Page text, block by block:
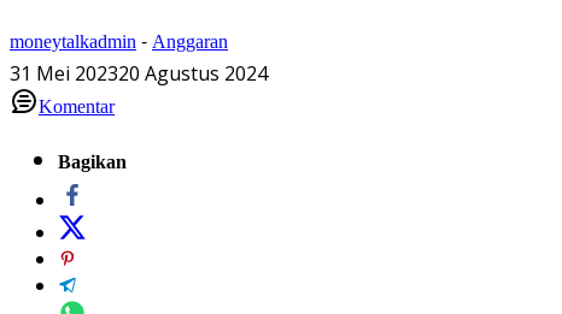
moneytalkadmin-Anggaran
31 Mei 202320 Agustus 2024
Komentar
Bagikan